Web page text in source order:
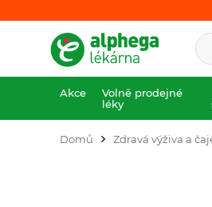
Akce
Volně prodejné
léky
Domů Zdravá výživa a